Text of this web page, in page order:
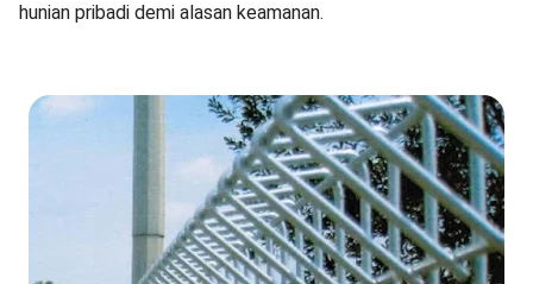
hunian pribadi demi alasan keamanan.